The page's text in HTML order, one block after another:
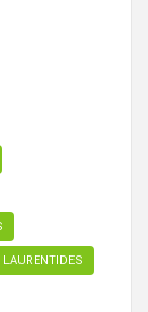
LAURENTIDES